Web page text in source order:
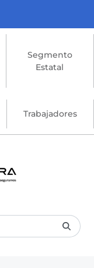
Segmento
Estatal
Trabajadores